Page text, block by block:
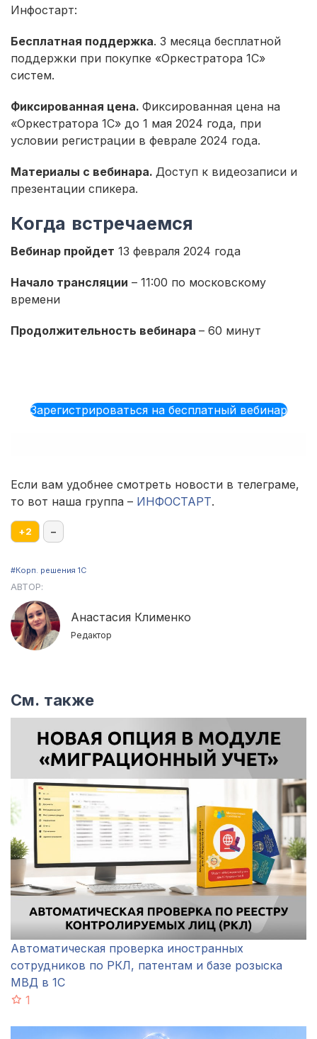
Инфостарт:
Бесплатная поддержка. 3 месяца бесплатной
поддержки при покупке «Оркестратора 1С»
систем.
Фиксированная цена. Фиксированная цена на
«Оркестратора 1С» до 1 мая 2024 года, при
условии регистрации в феврале 2024 года.
Материалы с вебинара. Доступ к видеозаписи и
презентации спикера.
Когда встречаемся
Вебинар пройдет 13 февраля 2024 года
Начало трансляции – 11:00 по московскому
времени
Продолжительность вебинара – 60 минут
Зарегистрироваться на бесплатный вебинар
Если вам удобнее смотреть новости в телеграме,
то вот наша группа – ИНФОСТАРТ.
+2 –
#Корп. решения 1С
АВТОР:
Анастасия Клименко
Редактор
См. также
Автоматическая проверка иностранных
сотрудников по РКЛ, патентам и базе розыска
МВД в 1С
1